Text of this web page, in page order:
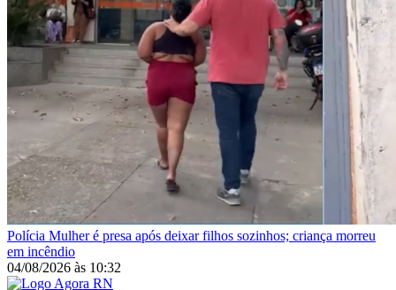
Polícia Mulher é presa após deixar filhos sozinhos; criança morreu
em incêndio
04/08/2026 às 10:32